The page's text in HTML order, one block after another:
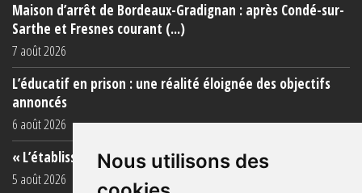
Nous utilisons des
Maison d’arrêt de Bordeaux-Gradignan : après Condé-sur-
Sarthe et Fresnes courant (...)
7 août 2026
L’éducatif en prison : une réalité éloignée des objectifs
annoncés
6 août 2026
« L’établissement est une porcherie totale »
5 août 2026